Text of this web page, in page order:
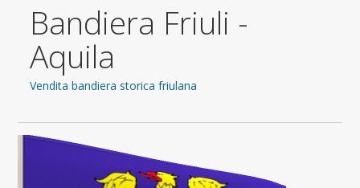
Bandiera Friuli -
Aquila
Vendita bandiera storica friulana